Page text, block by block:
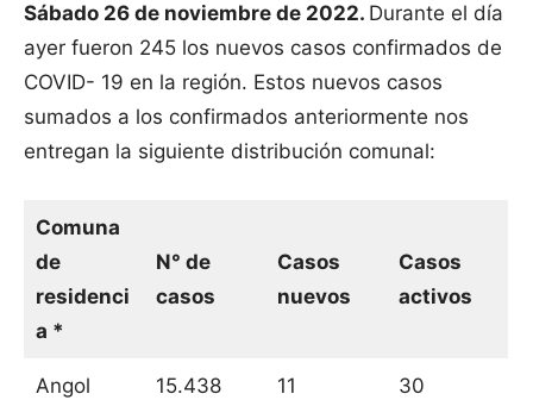
Sábado 26 de noviembre de 2022. Durante el día
ayer fueron 245 los nuevos casos confirmados de
COVID- 19 en la región. Estos nuevos casos
sumados a los confirmados anteriormente nos
entregan la siguiente distribución comunal:
Comuna
de
residenci
a *
N° de
casos
Casos
nuevos
Casos
activos
Angol 15.438 11 30